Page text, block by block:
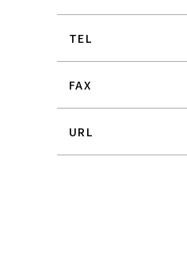
TEL
FAX
URL